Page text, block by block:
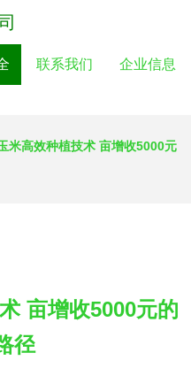
联系我们 企业信息
米高效种植技术 亩增收5000元
亩增收5000元的
径